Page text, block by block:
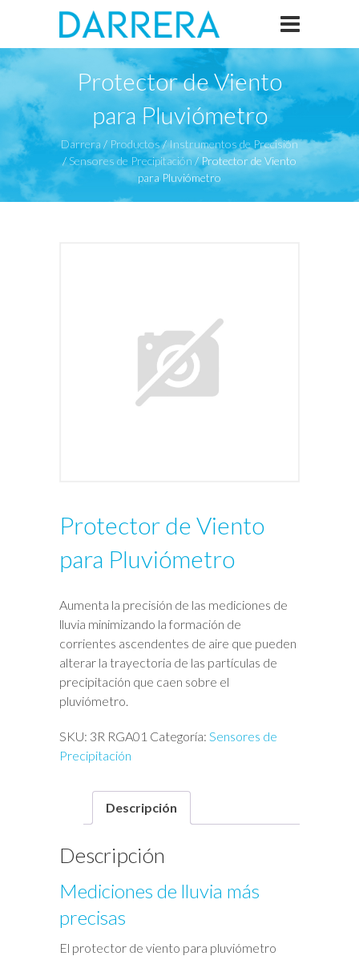
Protector de Viento
para Pluviómetro
Darrera / Productos/Instrumentos de Precisión
/Sensores de Precipitación/Protector de Viento
para Pluviómetro
Protector de Viento
para Pluviómetro
Aumenta la precisión de las mediciones de
lluvia minimizando la formación de
corrientes ascendentes de aire que pueden
alterar la trayectoria de las partículas de
precipitación que caen sobre el
pluviómetro.
SKU: 3R RGA01 Categoría: Sensores de
Precipitación
Descripción
Descripción
Mediciones de lluvia más
precisas
El protector de viento para pluviómetro